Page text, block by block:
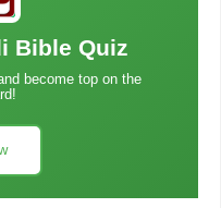
Bible Quiz
become top on the